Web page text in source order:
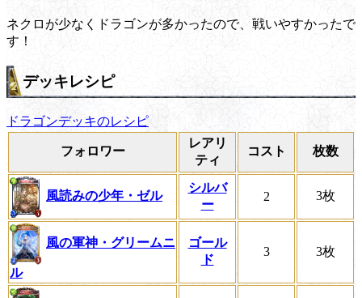
ネクロが少なくドラゴンが多かったので、戦いやすかったで
す！
デッキレシピ
ドラゴンデッキのレシピ
フォロワー
レアリ
ティ
コスト 枚数
風読みの少年・ゼル
シルバ
ー
2 3枚
風の軍神・グリームニ
ル
ゴール
ド
3 3枚